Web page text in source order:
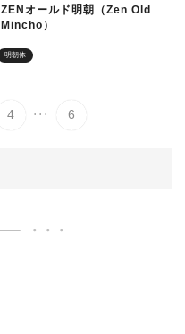
明朝体
ZENオールド明朝（Zen Old
Mincho）
4 ... 6